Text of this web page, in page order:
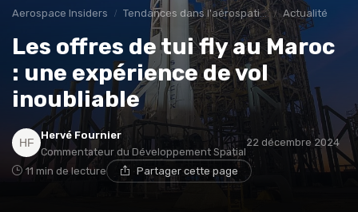
Aerospace Insiders Tendances dans l'aérospatial Actualité
Les offres de tui fly au Maroc
: une expérience de vol
inoubliable
Hervé Fournier
Commentateur du Développement Spatial
22 décembre 2024
11 min de lecture Partager cette page